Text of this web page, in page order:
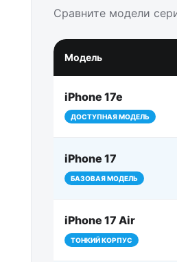
Сравните модели
Модель
iPhone 17e
ДОСТУПНАЯ МОДЕЛЬ
iPhone 17
БАЗОВАЯ МОДЕЛЬ
iPhone 17 Air
ТОНКИЙ КОРПУС